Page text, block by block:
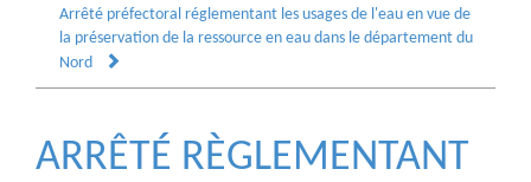
Arrêté préfectoral réglementant les usages de l'eau en vue de
la préservation de la ressource en eau dans le département du
Nord
ARRÊTÉ RÈGLEMENTANT